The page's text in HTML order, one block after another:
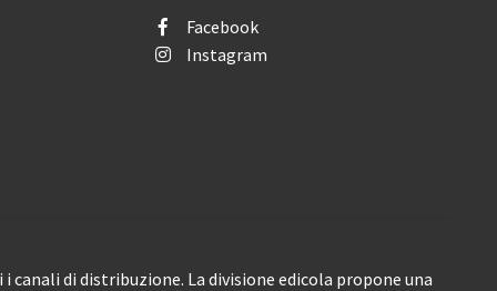
Facebook
Instagram
di distribuzione. La divisione edicola propone una